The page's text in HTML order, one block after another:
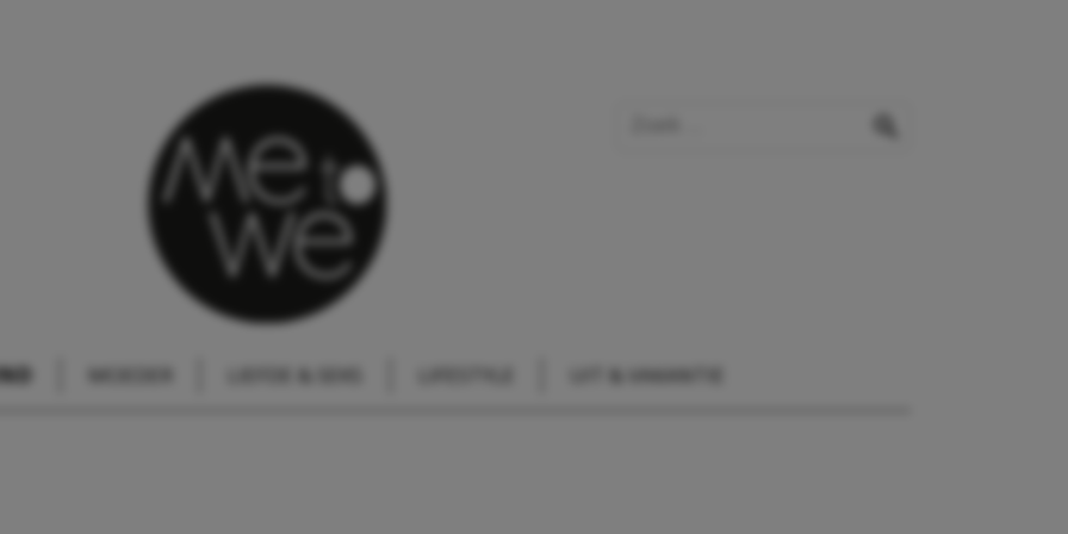
MOEDER LIEFDE & SEKS UIT & VAKANTIE